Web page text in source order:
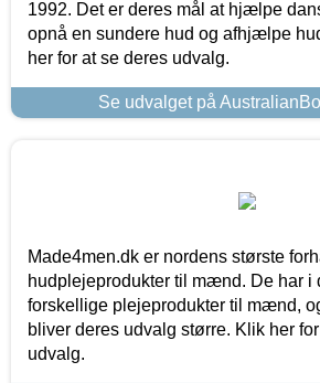
1992. Det er deres mål at hjælpe
opnå en sundere hud og afhjælpe
her for at se deres udvalg.
Se udvalget på
Made4men.dk er nordens største
hudplejeprodukter til mænd. De har i
forskellige plejeprodukter til mænd,
bliver deres udvalg større. Klik her
udvalg.